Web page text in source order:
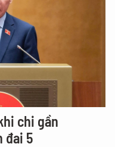
chi gần
đai 5